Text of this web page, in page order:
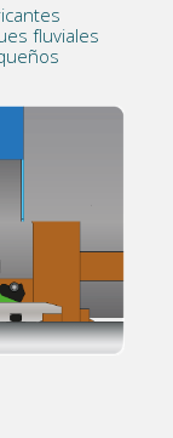
fluviales